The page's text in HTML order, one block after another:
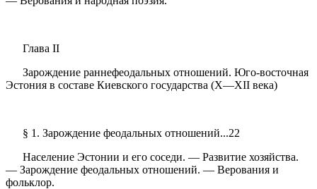
Глава II
Зарождение раннефеодальных отношений. Юго-восточная
Эстония в составе Киевского государства (X—XII века)
§ 1. Зарождение феодальных отношений...22
Население Эстонии и его соседи. — Развитие хозяйства.
— Зарождение феодальных отношений. — Верования и
фольклор.